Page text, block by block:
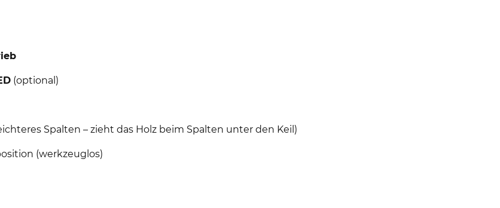
(optional)
Spalten – zieht das Holz beim Spalten unter den Keil)
(werkzeuglos)